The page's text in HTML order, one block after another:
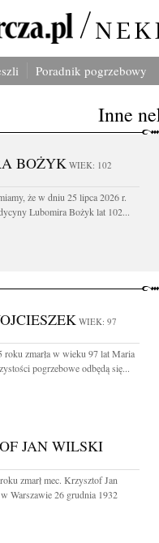
Poradnik pogrzebowy
Inne
BOŻYKWIEK: 102
że w dniu 25 lipca 2026 r.
Lubomira Bożyk lat 102...
WIEK: 97
roku zmarła w wieku 97 lat Maria
pogrzebowe odbędą się...
JAN WILSKI
zmarł mec. Krzysztof Jan
Warszawie 26 grudnia 1932